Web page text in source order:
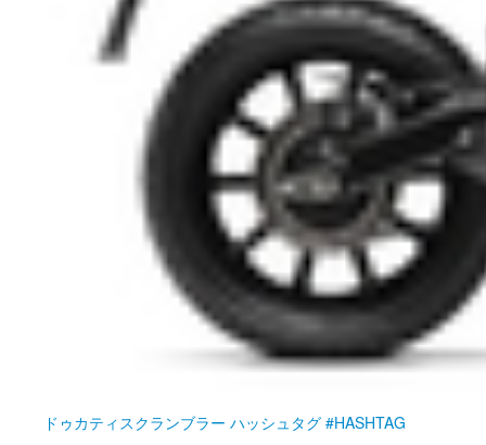
ドゥカティ スクランブラー ハッシュタグ #HASHTAG